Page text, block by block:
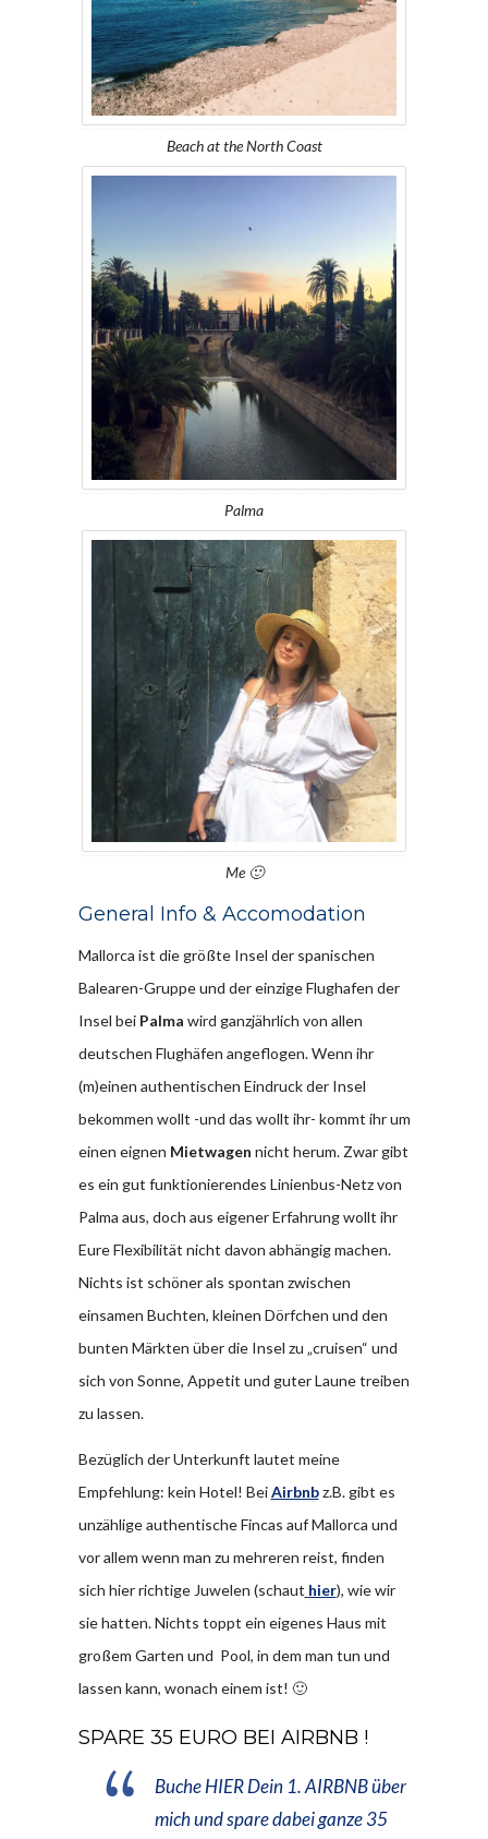
Beach at the North Coast
Palma
Me 🙂
General Info & Accomodation
Mallorca ist die größte Insel der spanischen
Balearen-Gruppe und der einzige Flughafen der
Insel beiPalma wird ganzjährlich von allen
deutschen Flughäfen angeflogen. Wenn ihr
(m)einen authentischen Eindruck der Insel
bekommen wollt -und das wollt ihr- kommt ihr um
einen eignen Mietwagen nicht herum. Zwar gibt
es ein gut funktionierendes Linienbus-Netz von
Palma aus, doch aus eigener Erfahrung wollt ihr
Eure Flexibilität nicht davon abhängig machen.
Nichts ist schöner als spontan zwischen
einsamen Buchten, kleinen Dörfchen und den
bunten Märkten über die Insel zu „cruisen“ und
sich von Sonne, Appetit und guter Laune treiben
zu lassen.
Bezüglich der Unterkunft lautet meine
Empfehlung: kein Hotel! BeiAirbnbz.B. gibt es
unzählige authentische Fincas auf Mallorca und
vor allem wenn man zu mehreren reist, finden
sich hier richtige Juwelen (schaut hier), wie wir
sie hatten. Nichts toppt ein eigenes Haus mit
großem Garten und Pool, in dem man tun und
lassen kann, wonach einem ist! 🙂
SPARE 35 EURO BEI AIRBNB !
Buche HIER Dein 1. AIRBNB über
mich und spare dabei ganze 35